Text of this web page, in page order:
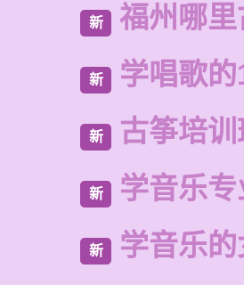
新 福州哪
新 学唱歌
新 古筝培
新 学音乐
新 学音乐